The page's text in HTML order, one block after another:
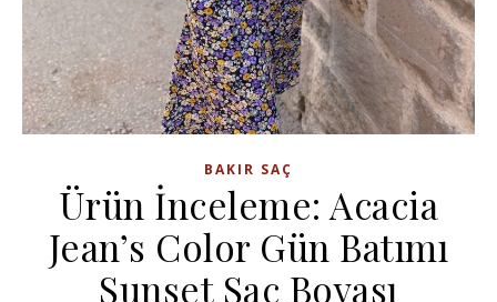
BAKIR SAÇ
Ürün İnceleme: Acacia
Jean’s Color Gün Batımı
Sunset Saç Boyası